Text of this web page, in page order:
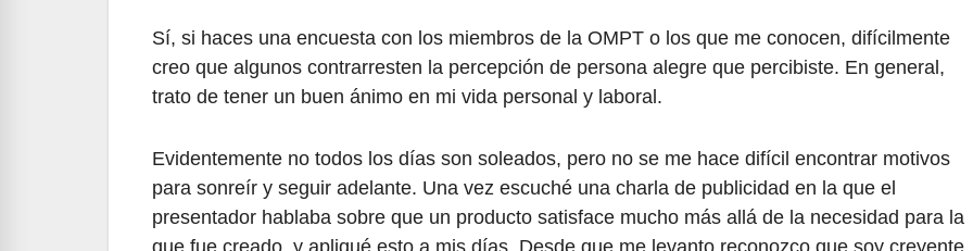
Sí, si haces una encuesta con los miembros de la OMPT o los que me conocen, difícilmente
creo que algunos contrarresten la percepción de persona alegre que percibiste. En general,
trato de tener un buen ánimo en mi vida personal y laboral.
Evidentemente no todos los días son soleados, pero no se me hace difícil encontrar motivos
para sonreír y seguir adelante. Una vez escuché una charla de publicidad en la que el
presentador hablaba sobre que un producto satisface mucho más allá de la necesidad para la